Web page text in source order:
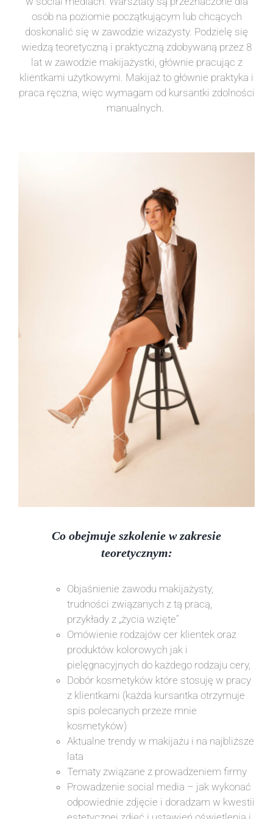
osób na poziomie początkującym lub chcących
doskonalić się w zawodzie wizażysty. Podzielę się
wiedzą teoretyczną i praktyczną zdobywaną przez 8
lat w zawodzie makijażystki, głównie pracując z
klientkami użytkowymi. Makijaż to głównie praktyka i
praca ręczna, więc wymagam od kursantki zdolności
manualnych.
Co obejmuje szkolenie w zakresie
teoretycznym:
Objaśnienie zawodu makijażysty,
trudności związanych z tą pracą,
przykłady z „życia wzięte”
Omówienie rodzajów cer klientek oraz
produktów kolorowych jak i
pielęgnacyjnych do każdego rodzaju cery,
Dobór kosmetyków które stosuję w pracy
z klientkami (każda kursantka otrzymuje
spis polecanych przeze mnie
kosmetyków)
Aktualne trendy w makijażu i na najbliższe
lata
Tematy związane z prowadzeniem firmy
Prowadzenie social media – jak wykonać
odpowiednie zdjęcie i doradzam w kwestii